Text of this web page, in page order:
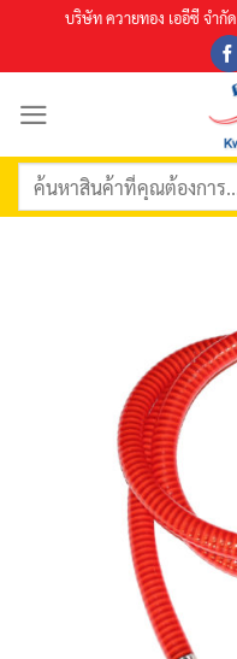
content
บริษัท ควายทอง เออีซี จำกัด
ค้นหา: